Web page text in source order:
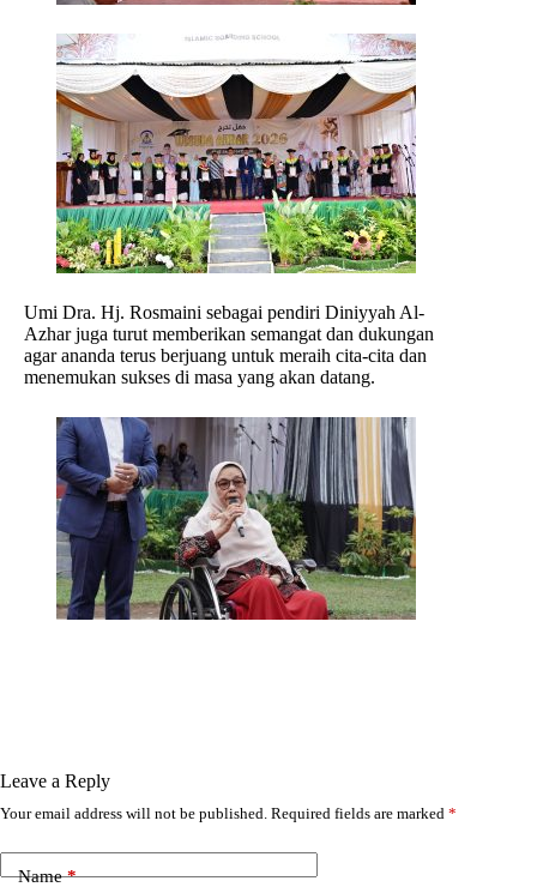
Umi Dra. Hj. Rosmaini sebagai pendiri Diniyyah Al-
Azhar juga turut memberikan semangat dan dukungan
agar ananda terus berjuang untuk meraih cita-cita dan
menemukan sukses di masa yang akan datang.
Leave a Reply
Your email address will not be published. Required fields are marked *
Name*